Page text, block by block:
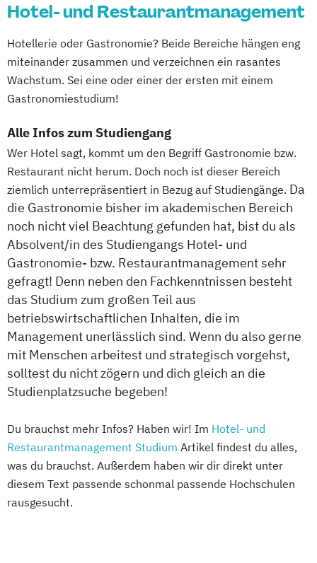
Hotel- und Restaurantmanagement
Hotellerie oder Gastronomie? Beide Bereiche hängen eng
miteinander zusammen und verzeichnen ein rasantes
Wachstum. Sei eine oder einer der ersten mit einem
Gastronomiestudium!
Alle Infos zum Studiengang
Wer Hotel sagt, kommt um den Begriff Gastronomie bzw.
Restaurant nicht herum. Doch noch ist dieser Bereich
ziemlich unterrepräsentiert in Bezug auf Studiengänge. Da
die Gastronomie bisher im akademischen Bereich
noch nicht viel Beachtung gefunden hat, bist du als
Absolvent/in des Studiengangs Hotel- und
Gastronomie- bzw. Restaurantmanagement sehr
gefragt! Denn neben den Fachkenntnissen besteht
das Studium zum großen Teil aus
betriebswirtschaftlichen Inhalten, die im
Management unerlässlich sind. Wenn du also gerne
mit Menschen arbeitest und strategisch vorgehst,
solltest du nicht zögern und dich gleich an die
Studienplatzsuche begeben!
Du brauchst mehr Infos? Haben wir! Im Hotel- und
Restaurantmanagement Studium Artikel findest du alles,
was du brauchst. Außerdem haben wir dir direkt unter
diesem Text passende schonmal passende Hochschulen
rausgesucht.